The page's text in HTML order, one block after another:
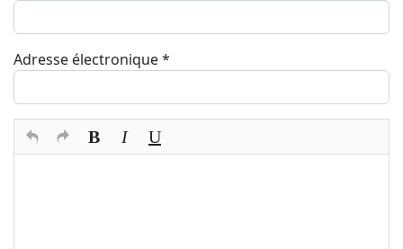
Adresse électronique*
Texte du commentaire